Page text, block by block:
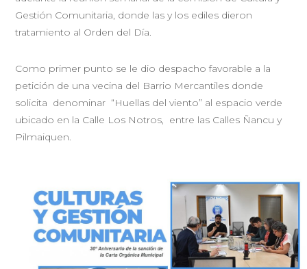
Gestión Comunitaria, donde las y los ediles dieron
tratamiento al Orden del Día.
Como primer punto se le dio despacho favorable a la
petición de una vecina del Barrio Mercantiles donde
solicita denominar “Huellas del viento” al espacio verde
ubicado en la Calle Los Notros, entre las Calles Ñancu y
Pilmaiquen.